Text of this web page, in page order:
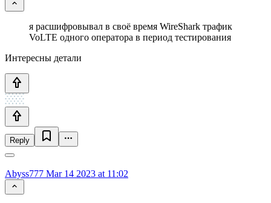
я расшифровывал в своё время WireShark трафик
VoLTE одного оператора в период тестирования
Интересны детали
Reply
Abyss777 Mar 14 2023 at 11:02